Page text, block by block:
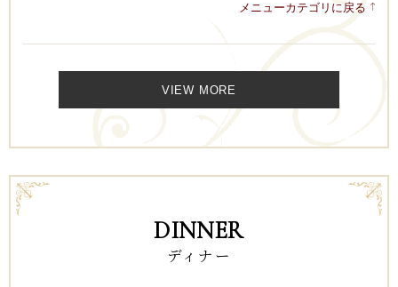
メニューカテゴリに戻る
1
VIEW MORE
DINNER
ディナー